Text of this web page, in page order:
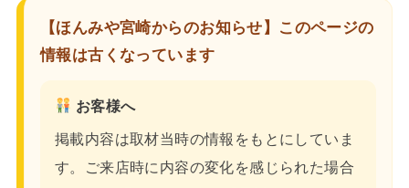
【ほんみや宮崎からのお知らせ】このページの
情報は古くなっています
お客様へ
掲載内容は取材当時の情報をもとにしていま
す。ご来店時に内容の変化を感じられた場合